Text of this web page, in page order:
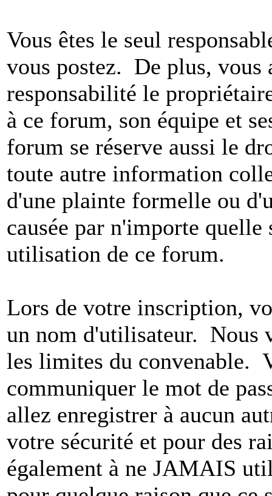
Vous êtes le seul
vous postez. De plus, vous
responsabilité le
à ce forum, son équipe et
forum se réserve aussi le
toute autre information
d'une plainte formelle ou
causée par n'importe
utilisation de ce forum.
Lors de votre inscription,
un nom d'utilisateur. Nous
les limites du convenable.
communiquer le mot de
allez enregistrer à aucun
votre sécurité et pour des
également à ne JAMAIS